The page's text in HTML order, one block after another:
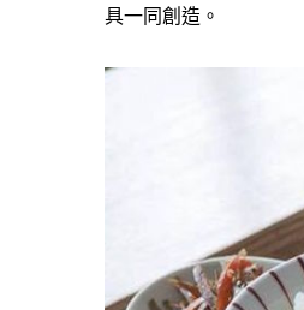
具一同創造。